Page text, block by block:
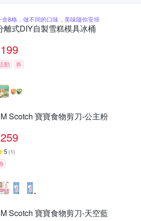
盒8格，做不同的口味，美味隨你安排
離式DIY自製雪糕模具冰桶
199
動 券
Scotch 寶寶食物剪刀-公主粉
259
5 (1)
Scotch 寶寶食物剪刀-天空藍